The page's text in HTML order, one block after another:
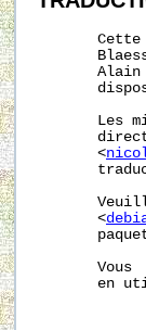
Cette
Alain
Les
       <
       <
Vous
en